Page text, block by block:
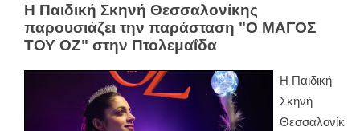
Η Παιδική Σκηνή Θεσσαλονίκης
παρουσιάζει την παράσταση "Ο ΜΑΓΟΣ
ΤΟΥ ΟΖ" στην Πτολεμαΐδα
Η Παιδική
Σκηνή
Θεσσαλονίκ